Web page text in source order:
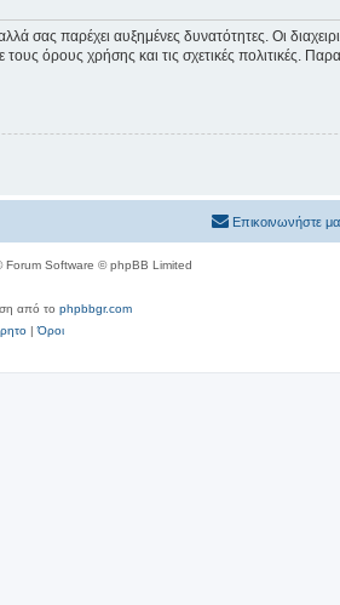
σας παρέχει αυξημένες δυνατότητες. Οι
όρους χρήσης και τις σχετικές πολιτικές.
Επικοινωνήστε
Forum Software © phpBB Limited
από το phpbbgr.com
|Όροι